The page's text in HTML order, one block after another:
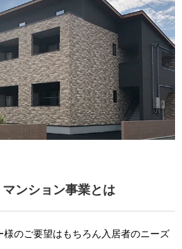
ンション事業とは
のご要望はもちろん入居者のニーズ